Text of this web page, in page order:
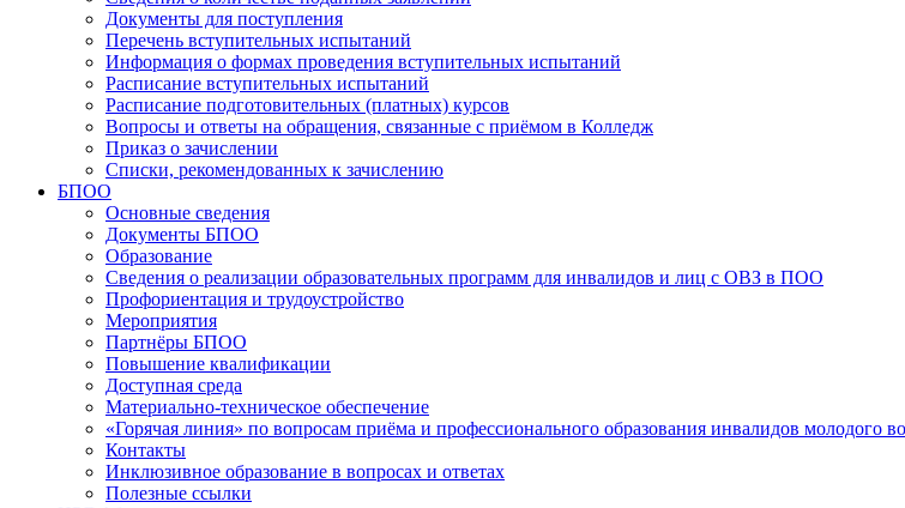
Документы для поступления
Перечень вступительных испытаний
Информация о формах проведения вступительных испытаний
Расписание вступительных испытаний
Расписание подготовительных (платных) курсов
Вопросы и ответы на обращения, связанные с приёмом в Колледж
Приказ о зачислении
Списки, рекомендованных к зачислению
БПОО
Основные сведения
Документы БПОО
Образование
Сведения о реализации образовательных программ для инвалидов и лиц с ОВЗ в ПОО
Профориентация и трудоустройство
Мероприятия
Партнёры БПОО
Повышение квалификации
Доступная среда
Материально-техническое обеспечение
«Горячая линия» по вопросам приёма и профессионального образования инвалидов молодого
Контакты
Инклюзивное образование в вопросах и ответах
Полезные ссылки